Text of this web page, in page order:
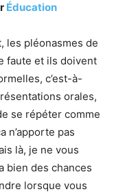
Éducation
les pléonasmes de
faute et ils doivent
c’est-à-
orales,
se répéter comme
n’apporte pas
là, je ne vous
bien des chances
lorsque vous